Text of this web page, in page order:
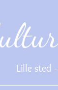
Lille sted